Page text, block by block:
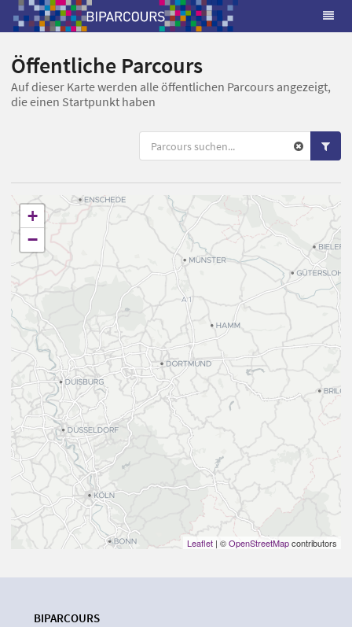
Öffentliche Parcours
Auf dieser Karte werden alle öffentlichen Parcours angezeigt,
die einen Startpunkt haben
+
−
Leaflet | ©OpenStreetMapcontributors
BIPARCOURS